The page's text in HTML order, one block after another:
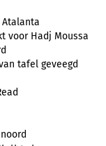
Atalanta
voor Hadj Moussa
tafel geveegd